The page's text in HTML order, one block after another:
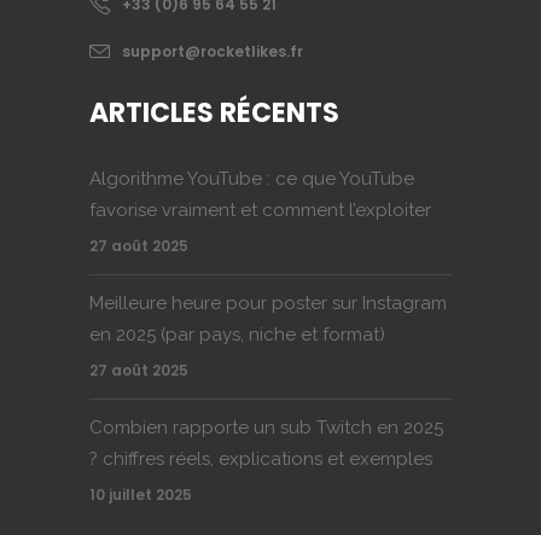
+33 (0)6 95 64 55 21
support@rocketlikes.fr
ARTICLES RÉCENTS
Algorithme YouTube : ce que YouTube
favorise vraiment et comment l’exploiter
27 août 2025
Meilleure heure pour poster sur Instagram
en 2025 (par pays, niche et format)
27 août 2025
Combien rapporte un sub Twitch en 2025
? chiffres réels, explications et exemples
10 juillet 2025